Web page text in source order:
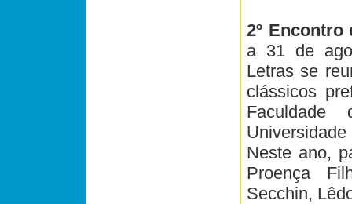
2º
a 31 de
Letras se
clássicos
Neste ano,
Proença
Secchin,